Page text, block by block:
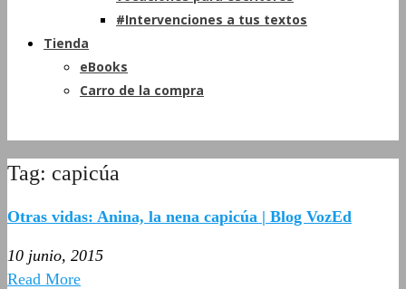
#Intervenciones a tus textos
Tienda
eBooks
Carro de la compra
Tag: capicúa
Otras vidas: Anina, la nena capicúa | Blog VozEd
10 junio, 2015
Read More